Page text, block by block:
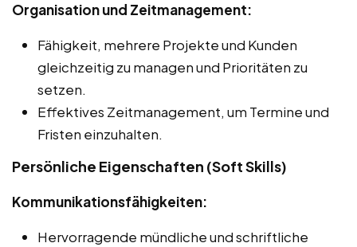
Organisation und Zeitmanagement:
Fähigkeit, mehrere Projekte und Kunden
gleichzeitig zu managen und Prioritäten zu
setzen.
Effektives Zeitmanagement, um Termine und
Fristen einzuhalten.
Persönliche Eigenschaften (Soft Skills)
Kommunikationsfähigkeiten:
Hervorragende mündliche und schriftliche